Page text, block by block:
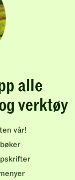
alle
verktøy
vår!